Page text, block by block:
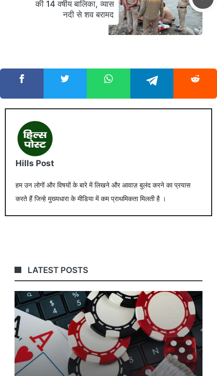
की 14 वर्षीय बालिका, व्यास
नदी से शव बरामद
Hills Post
हम उन लोगों और विषयों के बारे में लिखने और आवाज़ बुलंद करने का प्रयास
करते हैं जिन्हे मुख्यधारा के मीडिया में कम प्राथमिकता मिलती है ।
LATEST POSTS